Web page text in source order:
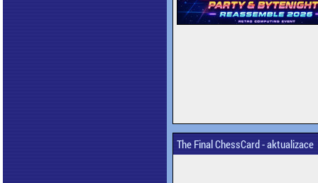
The Final ChessCard - aktualizace